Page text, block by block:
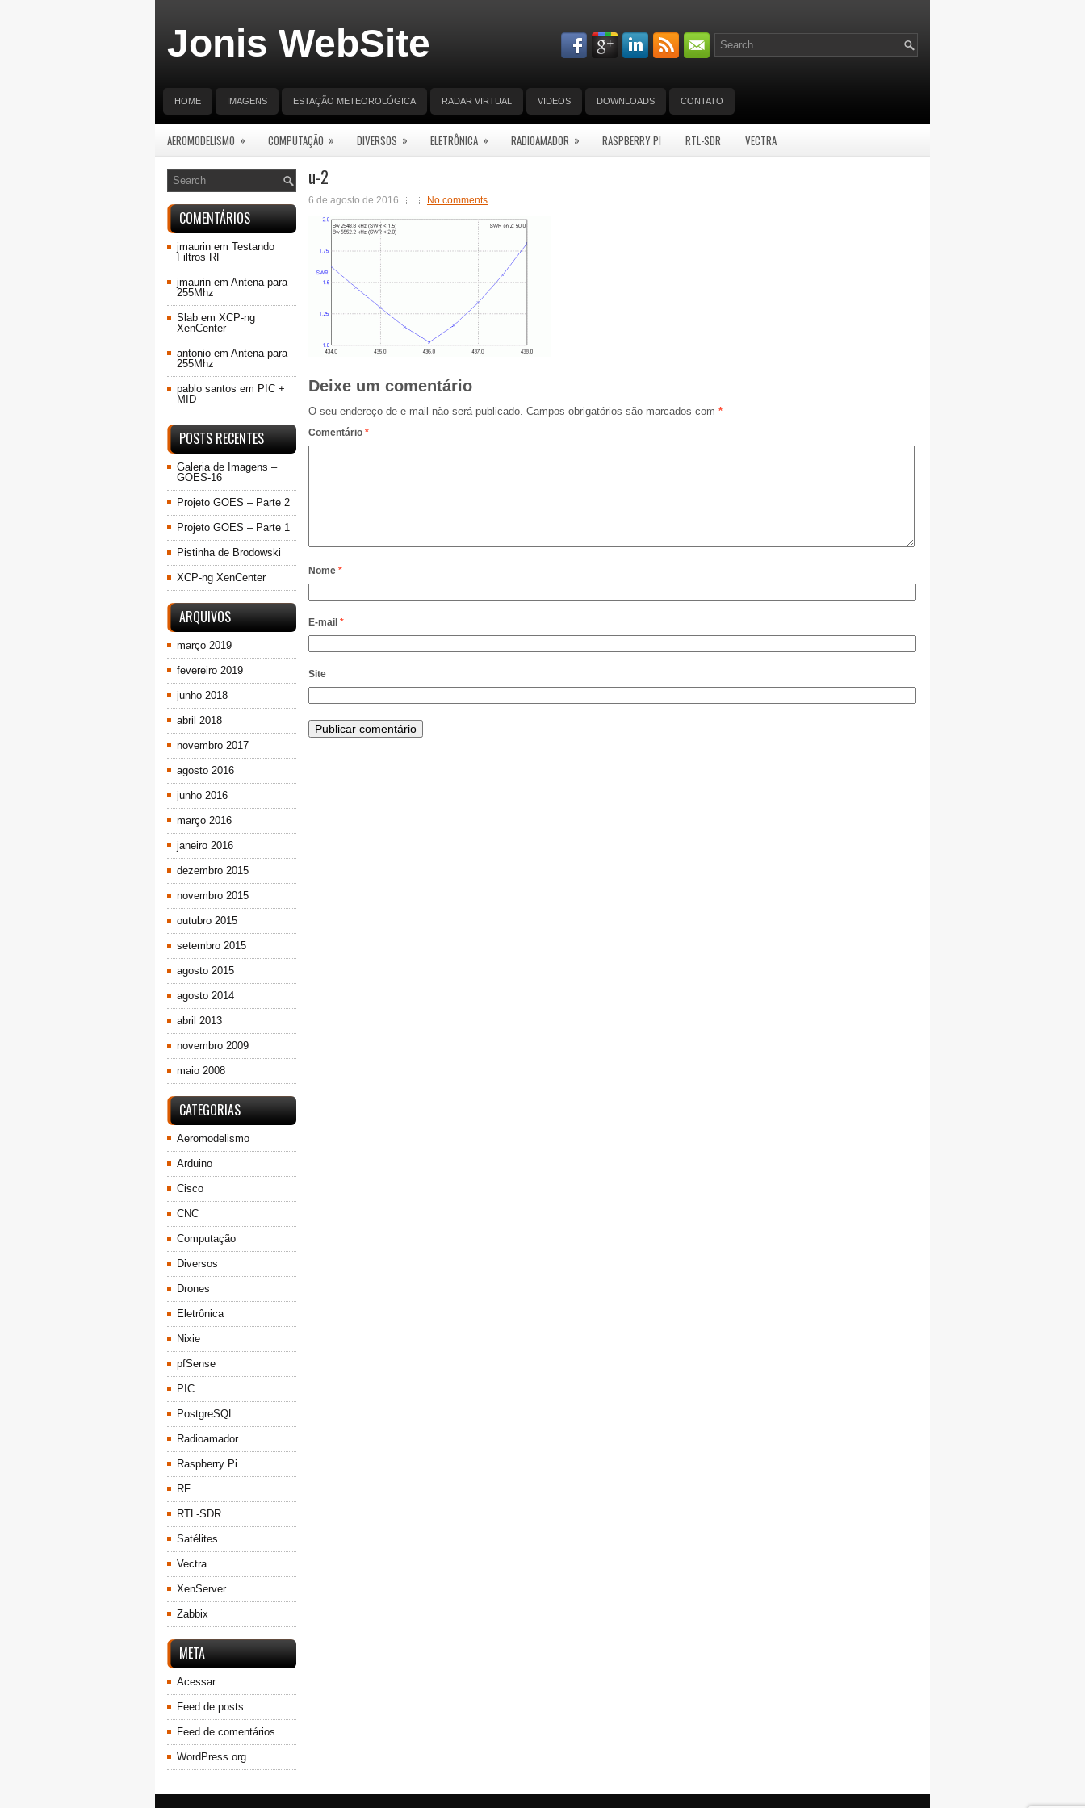
Jonis WebSite
HOME IMAGENS ESTAÇÃO METEOROLÓGICA RADAR VIRTUAL VIDEOS DOWNLOADS CONTATO
AEROMODELISMO » COMPUTAÇÃO » DIVERSOS » ELETRÔNICA » RADIOAMADOR » RASPBERRY PI RTL-SDR VECTRA
u-2
6 de agosto de 2016 No comments
Deixe um comentário
O seu endereço de e-mail não será publicado. Campos obrigatórios são marcados com *
Comentário *
Nome *
E-mail *
Site
COMENTÁRIOS
jmaurin em Testando
Filtros RF
jmaurin em Antena para
255Mhz
Slab em XCP-ng
XenCenter
antonio em Antena para
255Mhz
pablo santos em PIC +
MID
POSTS RECENTES
Galeria de Imagens –
GOES-16
Projeto GOES – Parte 2
Projeto GOES – Parte 1
Pistinha de Brodowski
XCP-ng XenCenter
ARQUIVOS
março 2019
fevereiro 2019
junho 2018
abril 2018
novembro 2017
agosto 2016
junho 2016
março 2016
janeiro 2016
dezembro 2015
novembro 2015
outubro 2015
setembro 2015
agosto 2015
agosto 2014
abril 2013
novembro 2009
maio 2008
CATEGORIAS
Aeromodelismo
Arduino
Cisco
CNC
Computação
Diversos
Drones
Eletrônica
Nixie
pfSense
PIC
PostgreSQL
Radioamador
Raspberry Pi
RF
RTL-SDR
Satélites
Vectra
XenServer
Zabbix
META
Acessar
Feed de posts
Feed de comentários
WordPress.org